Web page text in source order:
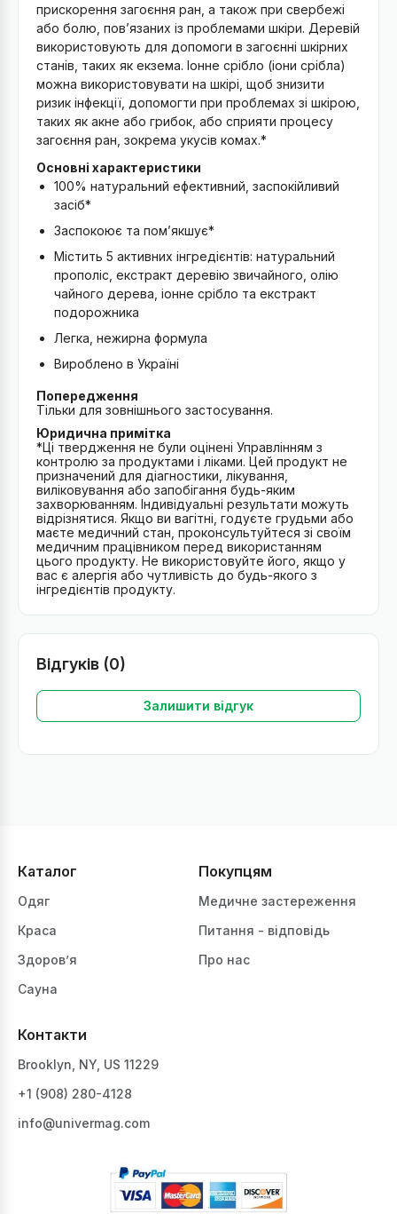
прискорення загоєння ран, а також при свербежі
або болю, пов’язаних із проблемами шкіри. Деревій
використовують для допомоги в загоєнні шкірних
станів, таких як екзема. Іонне срібло (іони срібла)
можна використовувати на шкірі, щоб знизити
ризик інфекції, допомогти при проблемах зі шкірою,
таких як акне або грибок, або сприяти процесу
загоєння ран, зокрема укусів комах.*
Основні характеристики
100% натуральний ефективний, заспокійливий
засіб*
Заспокоює та пом’якшує*
Містить 5 активних інгредієнтів: натуральний
прополіс, екстракт деревію звичайного, олію
чайного дерева, іонне срібло та екстракт
подорожника
Легка, нежирна формула
Вироблено в Україні
Попередження
Тільки для зовнішнього застосування.
Юридична примітка
*Ці твердження не були оцінені Управлінням з
контролю за продуктами і ліками. Цей продукт не
призначений для діагностики, лікування,
виліковування або запобігання будь-яким
захворюванням. Індивідуальні результати можуть
відрізнятися. Якщо ви вагітні, годуєте грудьми або
маєте медичний стан, проконсультуйтеся зі своїм
медичним працівником перед використанням
цього продукту. Не використовуйте його, якщо у
вас є алергія або чутливість до будь-якого з
інгредієнтів продукту.
Відгуків (0)
Залишити відгук
Каталог
Одяг
Краса
Здоров’я
Сауна
Покупцям
Медичне застереження
Питання - відповідь
Про нас
Контакти
Brooklyn, NY, US 11229
+1 ‪(908) 280-4128‬
info@univermag.com